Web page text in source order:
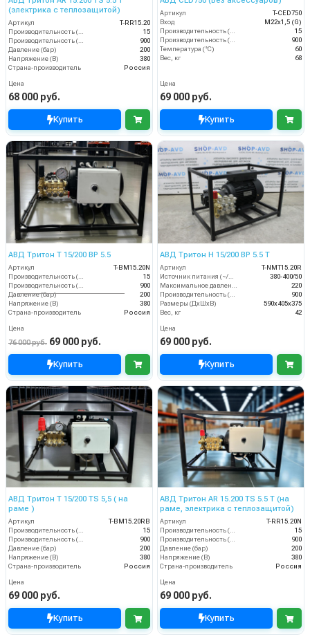
(электрика с теплозащитой)
Артикул
T-RR15.20
15
900
Давление (бар)
200
Напряжение (В)
380
Страна-производитель
Россия
Цена
68 000 руб.
Купить
Артикул
T-CED750
Вход
M22х1,5 (G)
15
900
Температура (°C)
60
Вес, кг
68
Цена
69 000 руб.
Купить
АВД Тритон Т 15/200 ВР 5.5
Артикул
T-BM15.20N
15
900
Давление (бар)
200
Напряжение (В)
380
Страна-производитель
Россия
Цена
76 000 руб. 69 000 руб.
Купить
АВД Тритон H 15/200 BP 5.5 T
Артикул
T-NMT15.20R
380-400/50
220
900
Размеры (ДхШхВ)
590х405х375
Вес, кг
42
Цена
69 000 руб.
Купить
АВД Тритон Т 15/200 TS 5,5 ( на
раме )
Артикул
T-BM15.20RB
Производительность (л/мин)
15
Производительность (л/ч)
900
Давление (бар)
200
Напряжение (В)
380
Страна-производитель
Россия
Цена
69 000 руб.
Купить
АВД Тритон AR 15.200 TS 5.5 Т (на
раме, электрика с теплозащитой)
Артикул
T-RR15.20N
Производительность (л/мин)
15
Производительность (л/ч)
900
Давление (бар)
200
Напряжение (В)
380
Страна-производитель
Россия
Цена
69 000 руб.
Купить